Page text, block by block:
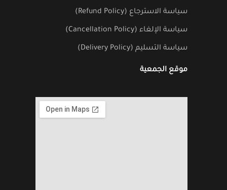
سياسة الاسترجاع (Refund Policy)
سياسة الإلغاء (Cancellation Policy)
سياسة التسليم (Delivery Policy)
موقع الجمعية